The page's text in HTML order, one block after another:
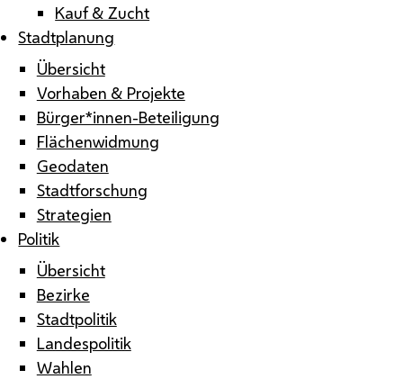
Kauf & Zucht
Stadtplanung
Übersicht
Vorhaben & Projekte
Bürger*innen-Beteiligung
Flächenwidmung
Geodaten
Stadtforschung
Strategien
Politik
Übersicht
Bezirke
Stadtpolitik
Landespolitik
Wahlen